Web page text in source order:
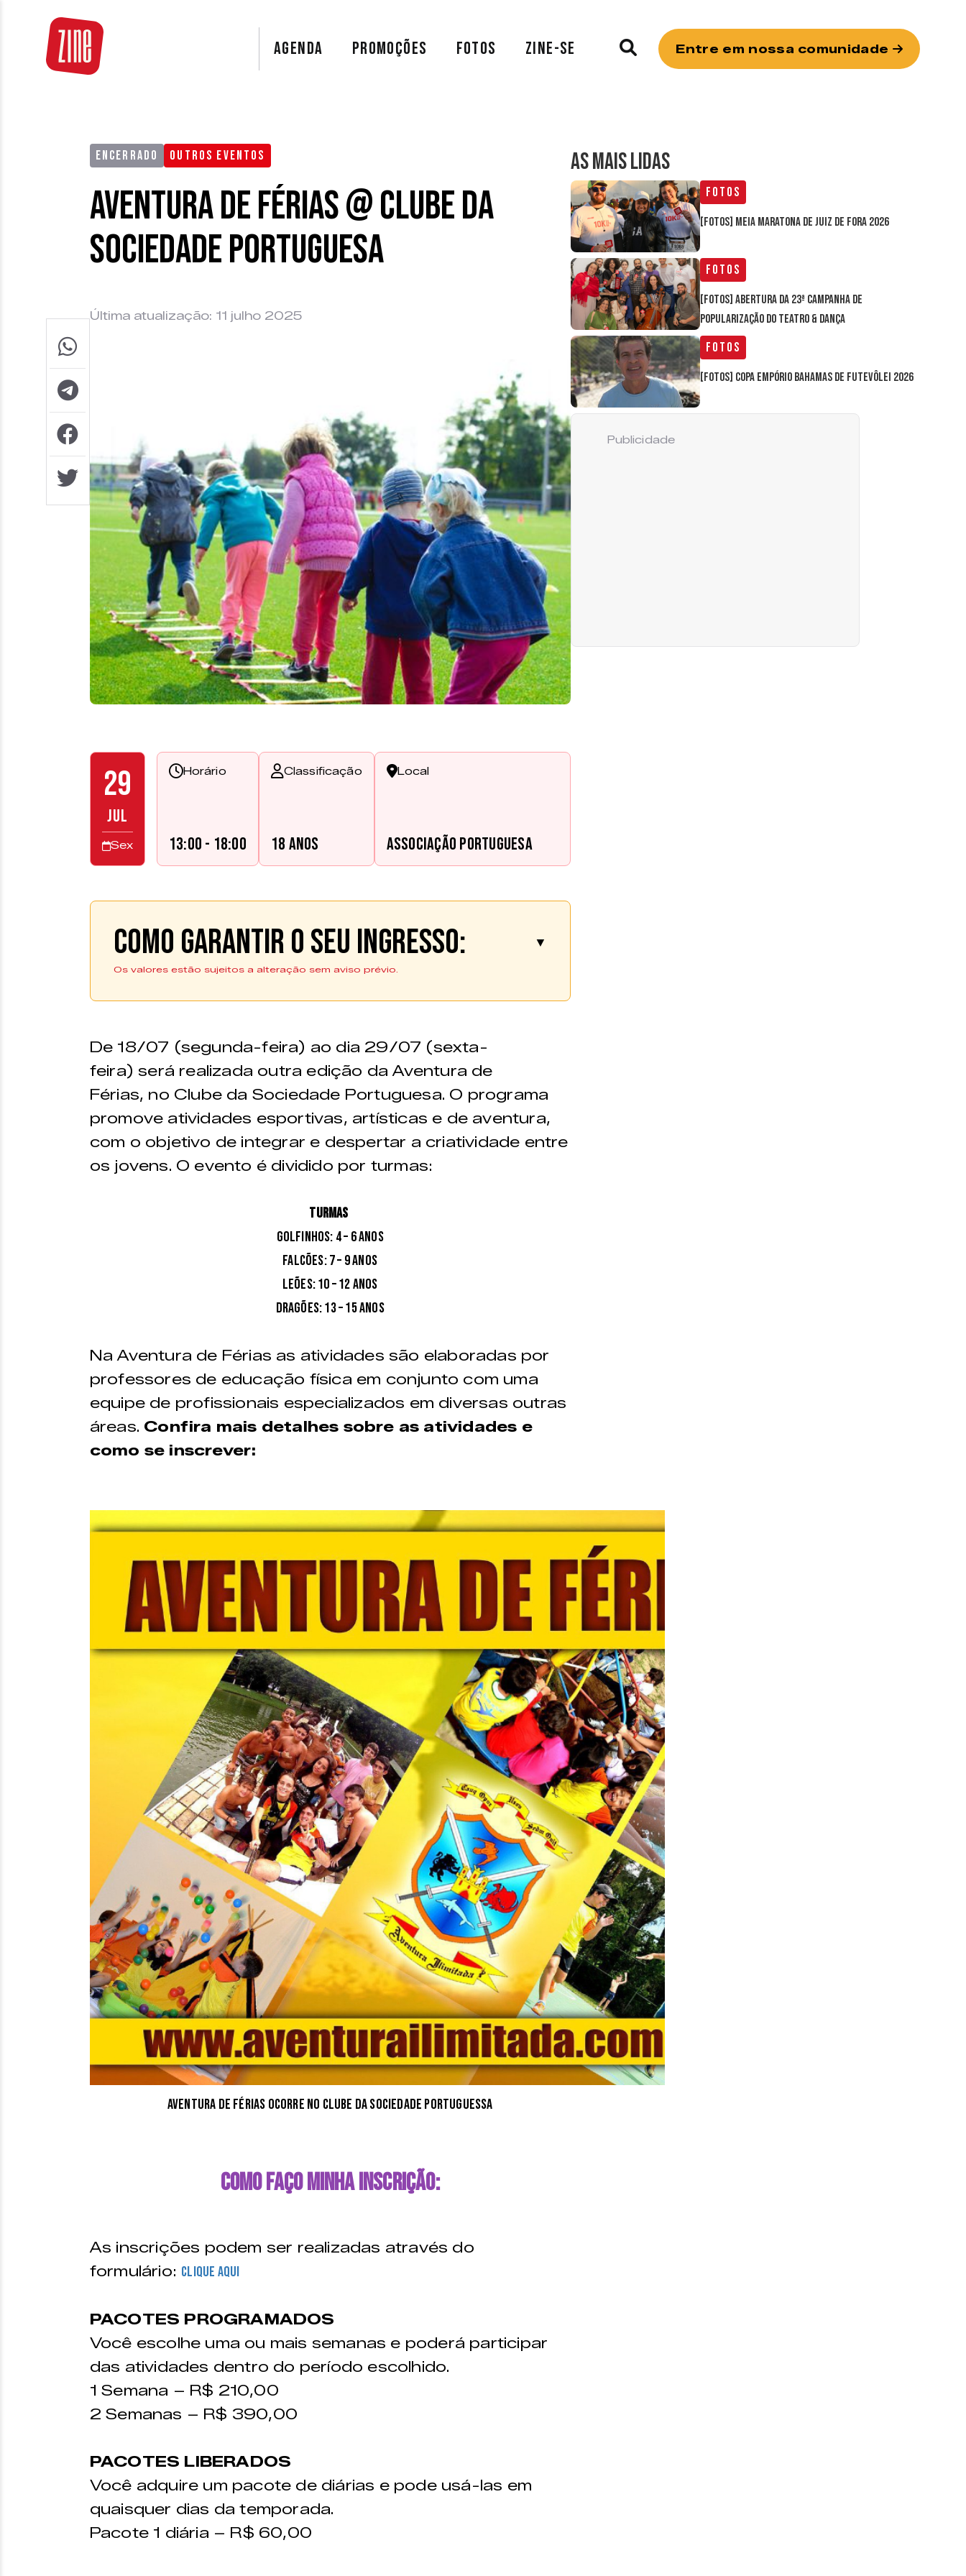
AGENDA PROMOÇÕES FOTOS ZINE-SE Entre em nossa comunidade
ENCERRADO OUTROS EVENTOS
Aventura de Férias @ Clube da
Sociedade Portuguesa
Última atualização: 11 julho 2025
29
JUL
Sex
Horário
13:00 - 18:00
Classificação
18 anos
Local
Associação Portuguesa
Como garantir o seu ingresso: ▼
Os valores estão sujeitos a alteração sem aviso prévio.
PACOTES PROGRAMADOS
Você escolhe uma ou mais semanas e poderá
participar das atividades dentro do período
escolhido.
1 Semana – R$ 210,00
2 Semanas – R$ 390,00
PACOTES LIBERADOS
Você adquire um pacote de diárias e pode usá-las
em quaisquer dias da temporada.
Pacote 1 diária – R$ 60,00
De 18/07 (segunda-feira) ao dia 29/07 (sexta-
feira) será realizada outra edição da Aventura de
Férias, no Clube da Sociedade Portuguesa. O programa
promove atividades esportivas, artísticas e de aventura,
com o objetivo de integrar e despertar a criatividade entre
os jovens. O evento é dividido por turmas:
TURMAS
Golfinhos: 4 – 6 anos
Falcões: 7 – 9 anos
Leões: 10 – 12 anos
Dragões: 13 – 15 anos
Na Aventura de Férias as atividades são elaboradas por
professores de educação física em conjunto com uma
equipe de profissionais especializados em diversas outras
áreas. Confira mais detalhes sobre as atividades e
como se inscrever:
Aventura de Férias ocorre no Clube da Sociedade Portuguessa
Como faço minha inscrição:
As inscrições podem ser realizadas através do
formulário: CLIQUE AQUI
PACOTES PROGRAMADOS
Você escolhe uma ou mais semanas e poderá participar
das atividades dentro do período escolhido.
1 Semana – R$ 210,00
2 Semanas – R$ 390,00
PACOTES LIBERADOS
Você adquire um pacote de diárias e pode usá-las em
quaisquer dias da temporada.
Pacote 1 diária – R$ 60,00
AS MAIS LIDAS
Fotos
[FOTOS] Meia Maratona de Juiz de Fora 2026
Fotos
[FOTOS] Abertura da 23ª Campanha de
Popularização do Teatro & Dança
Fotos
[FOTOS] Copa Empório Bahamas de Futevôlei 2026
Publicidade